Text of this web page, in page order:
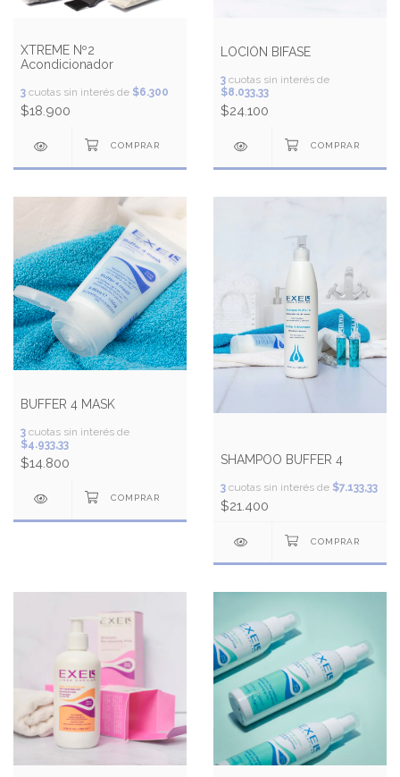
XTREME Nº2
Acondicionador
3 cuotas sin interés de $6.300
$18.900
LOCIÓN BIFASE
3 cuotas sin interés de
$8.033,33
$24.100
BUFFER 4 MASK
3 cuotas sin interés de
$4.933,33
$14.800 SHAMPOO BUFFER 4
3 cuotas sin interés de $7.133,33
$21.400